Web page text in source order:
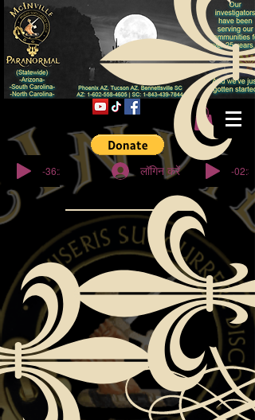
© कॉपीराइट
-36:27 लॉगिन करें -02:32